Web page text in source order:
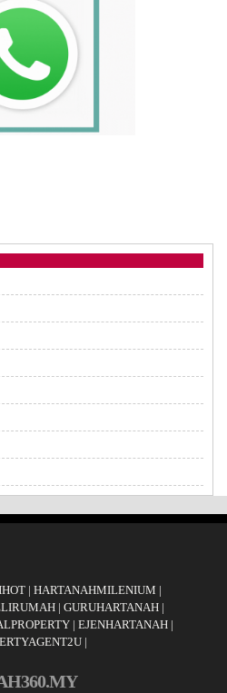
| HARTANAHMILENIUM |
| GURUHARTANAH |
| EJENHARTANAH |
|